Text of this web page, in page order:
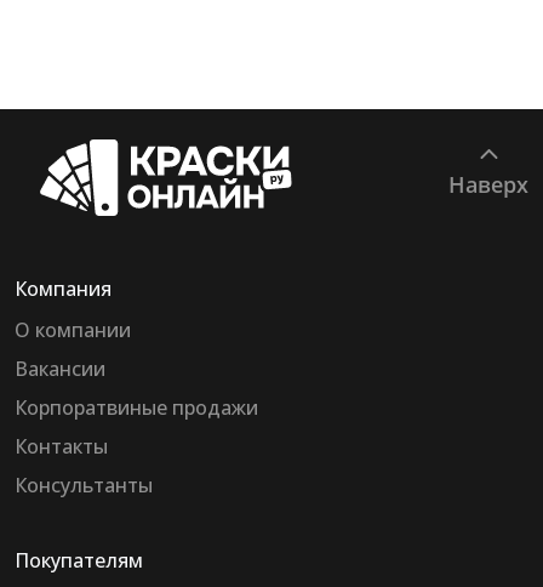
Наверх
Компания
О компании
Вакансии
Корпоратвиные продажи
Контакты
Консультанты
Покупателям